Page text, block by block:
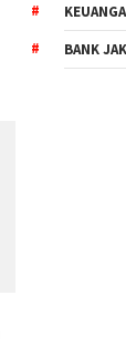
BANK